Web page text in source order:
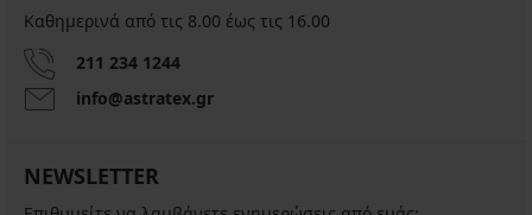
Καθημερινά από τις 8.00 έως τις 16.00
211 234 1244
info@astratex.gr
NEWSLETTER